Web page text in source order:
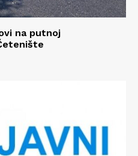
na putnoj